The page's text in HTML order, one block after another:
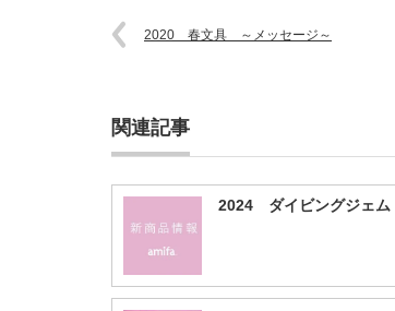
2020 春文具 ～メッセージ～
関連記事
2024 ダイビングジェム